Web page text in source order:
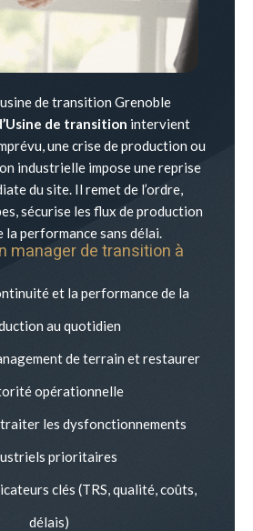
de transition Grenoble
de transition intervient
une crise de production ou
industrielle impose une reprise
du site. Il remet de l’ordre,
sécurise les flux de production
la performance sans délai.
manager de transition à
et la performance de la
au quotidien
de terrain et restaurer
opérationnelle
les dysfonctionnements
prioritaires
clés (TRS, qualité, coûts,
délais)